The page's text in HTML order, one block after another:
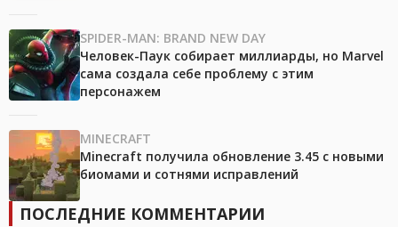
SPIDER-MAN: BRAND NEW DAY
Человек-Паук собирает миллиарды, но Marvel
сама создала себе проблему с этим
персонажем
MINECRAFT
Minecraft получила обновление 3.45 с новыми
биомами и сотнями исправлений
ПОСЛЕДНИЕ КОММЕНТАРИИ